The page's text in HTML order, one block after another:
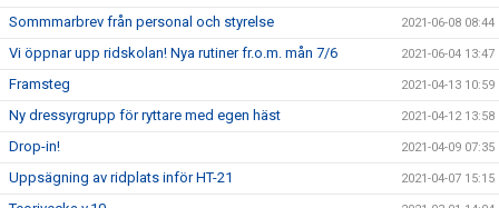
Sommmarbrev från personal och styrelse 2021-06-08 08:44
Vi öppnar upp ridskolan! Nya rutiner fr.o.m. mån 7/6 2021-06-04 13:47
Framsteg 2021-04-13 10:59
Ny dressyrgrupp för ryttare med egen häst 2021-04-12 13:58
Drop-in! 2021-04-09 07:35
Uppsägning av ridplats inför HT-21 2021-04-07 15:15